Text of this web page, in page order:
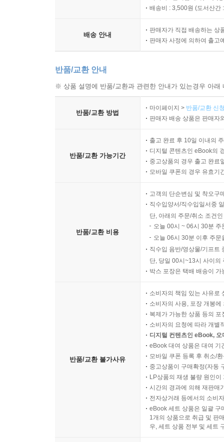
배송비 : 3,500원 (도서산간
배송 안내
판매자가 직접 배송하는 상
판매자 사정에 의하여 출고
반품/교환 안내
※ 상품 설명에 반품/교환과 관련한 안내가 있는경우 아
반품/교환 방법
마이페이지 > 반품/교환 신
판매자 배송 상품은 판매자
반품/교환 가능기간
출고 완료 후 10일 이내의
디지털 콘텐츠인 eBook의
중고상품의 경우 출고 완료
모바일 쿠폰의 경우 유효기
반품/교환 비용
고객의 단순변심 및 착오구
직수입양서/직수입일서중
단, 아래의 주문/취소 조건
오늘 00시 ~ 06시 30분
오늘 06시 30분 이후 주
직수입 음반/영상물/기프트
단, 당일 00시~13시 사이의
박스 포장은 택배 배송이
반품/교환 불가사유
소비자의 책임 있는 사유로
소비자의 사용, 포장 개봉
복제가 가능한 상품 등의
소비자의 요청에 따라 개별
디지털 컨텐츠인 eBook,
eBook 대여 상품은 대여 기
모바일 쿠폰 등록 후 취소/
중고상품이 구매확정(자동
LP상품의 재생 불량 원인
시간의 경과에 의해 재판매
전자상거래 등에서의 소비
eBook 세트 상품은 일괄 구
1개의 상품으로 취급 및 판
우, 세트 상품 전부 및 세트